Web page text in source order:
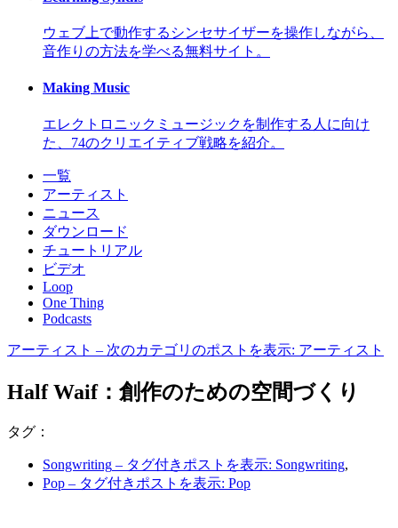
ウェブ上で動作するシンセサイザーを操作しながら、
音作りの方法を学べる無料サイト。
Making Music
エレクトロニックミュージックを制作する人に向け
た、74のクリエイティブ戦略を紹介。
一覧
アーティスト
ニュース
ダウンロード
チュートリアル
ビデオ
Loop
One Thing
Podcasts
アーティスト – 次のカテゴリのポストを表示: アーティスト
Half Waif：創作のための空間づくり
タグ：
Songwriting – タグ付きポストを表示: Songwriting,
Pop – タグ付きポストを表示: Pop